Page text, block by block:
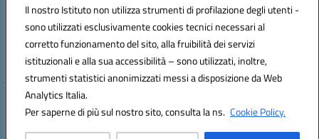
Il nostro Istituto non utilizza strumenti di profilazione degli utenti -
sono utilizzati esclusivamente cookies tecnici necessari al
corretto funzionamento del sito, alla fruibilità dei servizi
istituzionali e alla sua accessibilità – sono utilizzati, inoltre,
strumenti statistici anonimizzati messi a disposizione da Web
Analytics Italia.
Per saperne di più sul nostro sito, consulta la ns. Cookie Policy.
Codice fiscale: 93117040613
Codice meccanografico:
CEIC8BC00Q
Codice Indice delle Pubbliche Amministrazioni (IPA): icpgd
Hosting & Powered by 3D Solution S.r.l.
Concept & Design by Designers Italia